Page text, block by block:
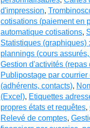
d'impression,
cotisations (paiement en
automatique cotisations,
Statistiques (graphiques)
plannings (cours
Gestion d'activités
Publipostage par
(adhérents, contacts),
(Excel), Etiquettes
propres états et requêtes,
Relevé de comptes,